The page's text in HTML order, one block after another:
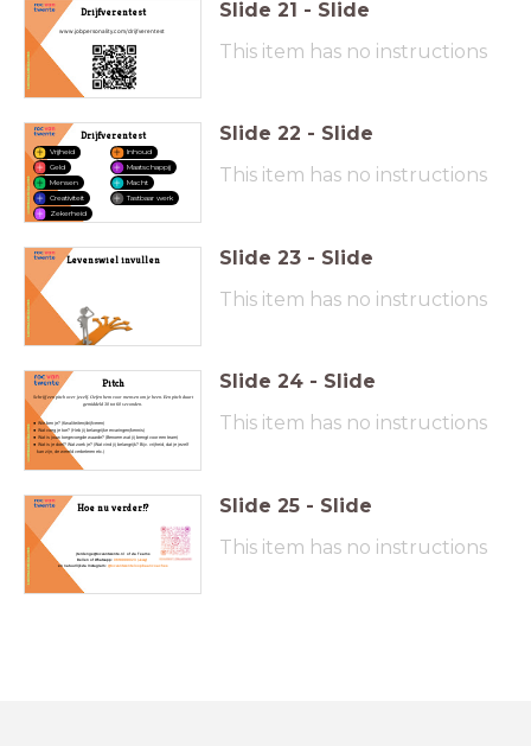
Drijfverentest
​ www.jobpersonality.com/drijfverentest
Slide 21 - Slide
This item has no instructions
Drijfverentest
Vrijheid
Geld
Mensen
Creativiteit
Zekerheid
Inhoud
Maatschappij
Macht
Tastbaar werk
Slide 22 - Slide
This item has no instructions
Levenswiel invullen Slide 23 - Slide
This item has no instructions
Pitch
Wie ben je? (Kwaliteiten/drijfveren)
Wat voeg je toe? (Heb jij belangrijke ervaringen/kennis)​
Wat is jouw toegevoegde waarde? (Benoem wat jij brengt voor een team)​
Wat is je doel? Wat zoek je? (Wat vind jij belangrijk? Bijv. vrijheid, dat je jezelf
kan zijn, de wereld verbeteren etc.)
Schrijf een pitch over jezelf. Oefen hem voor mensen om je heen. Een pitch duurt
gemiddeld 30 tot 60 seconden.
Slide 24 - Slide
This item has no instructions
Hoe nu verder!?
jterdenge@rocvantwente.nl of via Teams
Bellen of Whatsapp: 0618999023 (Jessy)
en natuurlijk via Instagram: @rocvantwenteloopbaancoaches
Slide 25 - Slide
This item has no instructions